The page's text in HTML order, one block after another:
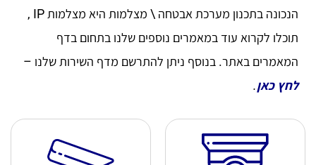
הנכונה בתכנון מערכת אבטחה \ מצלמות היא מצלמות IP ,
תוכלו לקרוא עוד במאמרים נוספים שלנו בתחום בדף
המאמרים באתר. בנוסף ניתן להתרשם מדף השירות שלנו –
לחץ כאן.